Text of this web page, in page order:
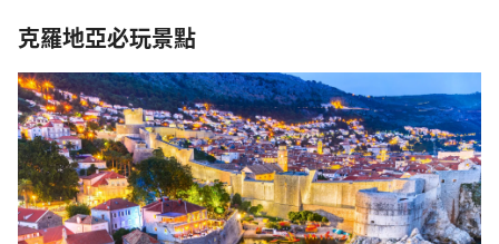
克羅地亞必玩景點